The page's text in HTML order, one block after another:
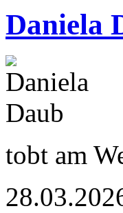
Daniela
tobt am